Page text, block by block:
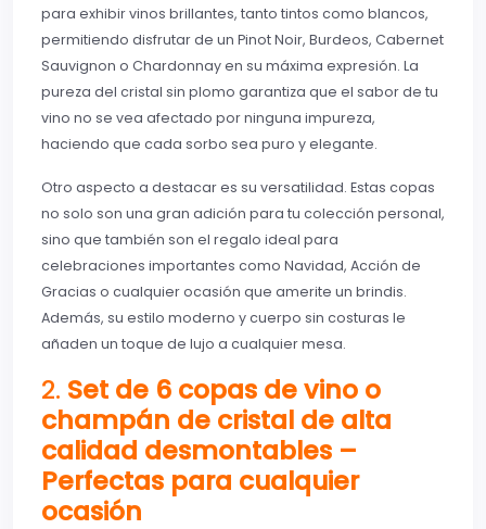
para exhibir vinos brillantes, tanto tintos como blancos,
permitiendo disfrutar de un Pinot Noir, Burdeos, Cabernet
Sauvignon o Chardonnay en su máxima expresión. La
pureza del cristal sin plomo garantiza que el sabor de tu
vino no se vea afectado por ninguna impureza,
haciendo que cada sorbo sea puro y elegante.
Otro aspecto a destacar es su versatilidad. Estas copas
no solo son una gran adición para tu colección personal,
sino que también son el regalo ideal para
celebraciones importantes como Navidad, Acción de
Gracias o cualquier ocasión que amerite un brindis.
Además, su estilo moderno y cuerpo sin costuras le
añaden un toque de lujo a cualquier mesa.
2. Set de 6 copas de vino o
champán de cristal de alta
calidad desmontables –
Perfectas para cualquier
ocasión